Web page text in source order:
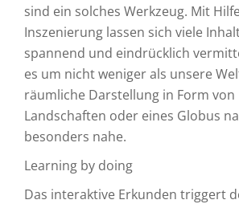
sind ein solches Werkzeug. Mit
Inszenierung lassen sich viele
spannend und eindrücklich
es um nicht weniger als unsere
räumliche Darstellung in Form von
Landschaften oder eines Globus
besonders nahe.
Learning by doing
Das interaktive Erkunden triggert